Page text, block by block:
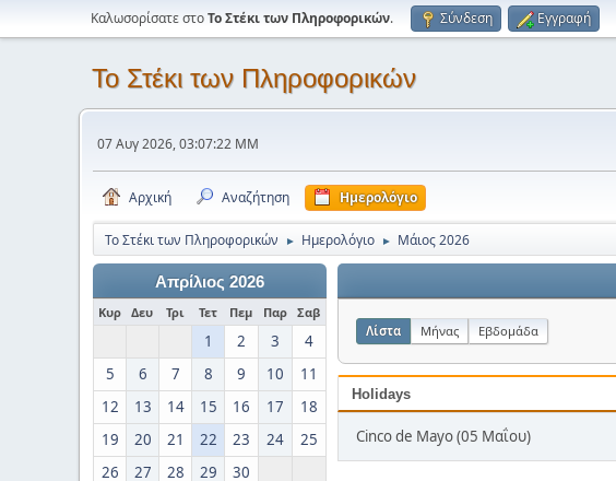
Καλωσορίσατε στοΤο Στέκι των Πληροφορικών. Σύνδεση Εγγραφή
Το Στέκι των Πληροφορικών
07 Αυγ 2026, 03:07:22 ΜΜ
Αρχική Αναζήτηση Ημερολόγιο
Το Στέκι των Πληροφορικών ► Ημερολόγιο ► Μάιος 2026
Απρίλιος 2026
Κυρ Δευ Τρι Τετ Πεμ Παρ Σαβ
1 2 3
4
5
6 7 8 9 10
11
12
13 14 15 16 17
18
19
20 21 22 23 24
25
26
27 28 29 30
Λίστα Μήνας Εβδομάδα
Holidays
Cinco de Mayo (05 Μαΐου)